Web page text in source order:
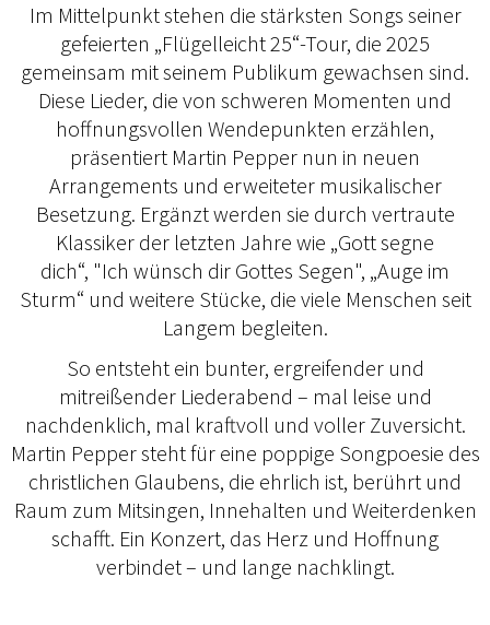
Im Mittelpunkt stehen die stärksten Songs seiner
gefeierten „Flügelleicht 25“-Tour, die 2025
gemeinsam mit seinem Publikum gewachsen sind.
Diese Lieder, die von schweren Momenten und
hoffnungsvollen Wendepunkten erzählen,
präsentiert Martin Pepper nun in neuen
Arrangements und erweiteter musikalischer
Besetzung. Ergänzt werden sie durch vertraute
Klassiker der letzten Jahre wie „Gott segne
dich“, "Ich wünsch dir Gottes Segen", „Auge im
Sturm“ und weitere Stücke, die viele Menschen seit
Langem begleiten.
So entsteht ein bunter, ergreifender und
mitreißender Liederabend – mal leise und
nachdenklich, mal kraftvoll und voller Zuversicht.
Martin Pepper steht für eine poppige Songpoesie des
christlichen Glaubens, die ehrlich ist, berührt und
Raum zum Mitsingen, Innehalten und Weiterdenken
schafft. Ein Konzert, das Herz und Hoffnung
verbindet – und lange nachklingt.